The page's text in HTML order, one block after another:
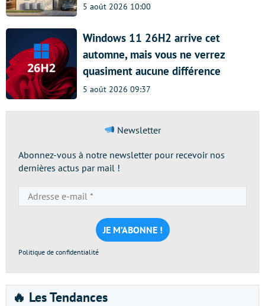
5 août 2026 10:00
Windows 11 26H2 arrive cet
automne, mais vous ne verrez
quasiment aucune différence
5 août 2026 09:37
Newsletter
Abonnez-vous à notre newsletter pour recevoir nos
dernières actus par mail !
e-
mail
*
Politique de confidentialité
🔥 Les Tendances